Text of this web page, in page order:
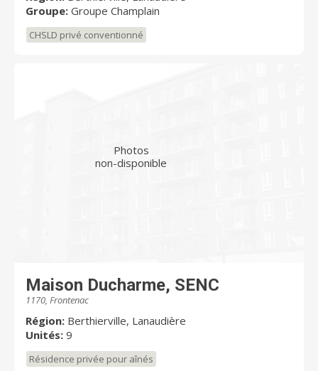
Groupe: Groupe Champlain
CHSLD privé conventionné
Photos
non-disponible
Maison Ducharme, SENC
1170, Frontenac
Région: Berthierville, Lanaudière
Unités: 9
Résidence privée pour aînés